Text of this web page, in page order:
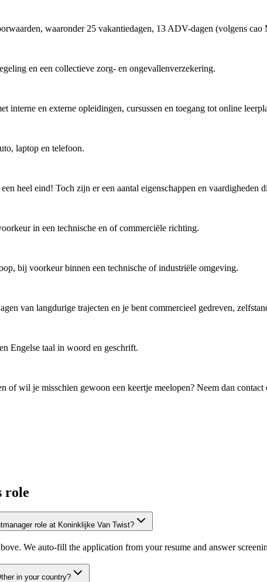
waaronder 25 vakantiedagen, 13 ADV-dagen (volgens
en een collectieve zorg- en ongevallenverzekering.
interne en externe opleidingen, cursussen en toegang tot online
laptop en telefoon.
heel eind! Toch zijn er een aantal eigenschappen en vaardigheden
in een technische en of commerciële richting.
bij voorkeur binnen een technische of industriële omgeving.
van langdurige trajecten en je bent commercieel gedreven,
Engelse taal in woord en geschrift.
of wil je misschien gewoon een keertje meelopen? Neem dan contact
role
role at Koninklijke Van Twist?
We auto-fill the application from your resume and answer
in your country?